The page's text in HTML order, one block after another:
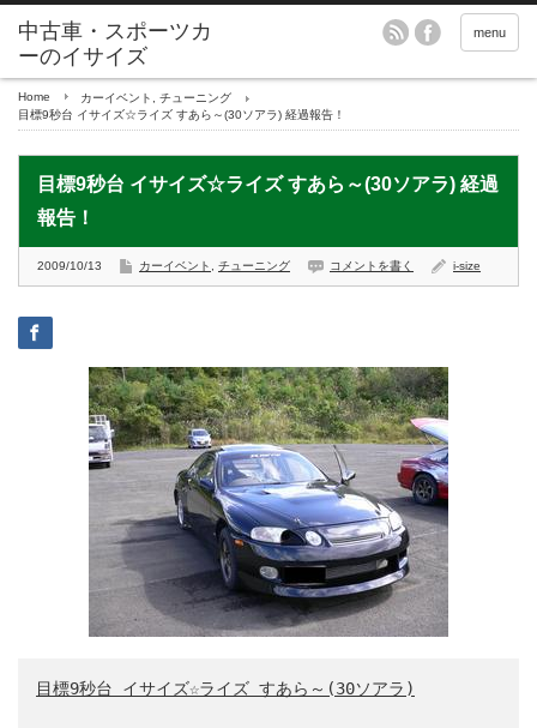
menu
Home カーイベント
チューニング
目標9秒台 イサイズ☆ライズ すあら～(30ソアラ) 経過報告！
目標9秒台 イサイズ☆ライズ すあら～(30ソアラ) 経過
報告！
2009/10/13 カーイベント チューニング コメントを書く i-size
目標9秒台 イサイズ☆ライズ すあら～(30ソアラ)